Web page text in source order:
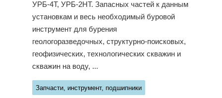
УРБ-4Т, УРБ-2НТ. Запасных частей к данным
установкам и весь необходимый буровой
инструмент для бурения
геологоразведочных, структурно-поисковых,
геофизических, технологических скважин и
скважин на воду, ...
Запчасти, инструмент, подшипники